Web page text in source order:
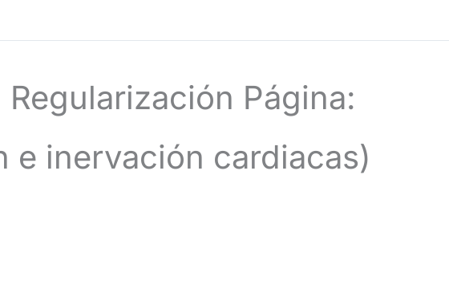
Página:
e inervación cardiacas)